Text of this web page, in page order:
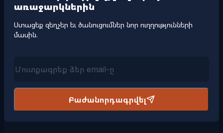
առաջարկներին
Ստացեք զեղչեր եւ ծանուցումներ նոր ուղղությունների
մասին.
Բաժանորդագրվել